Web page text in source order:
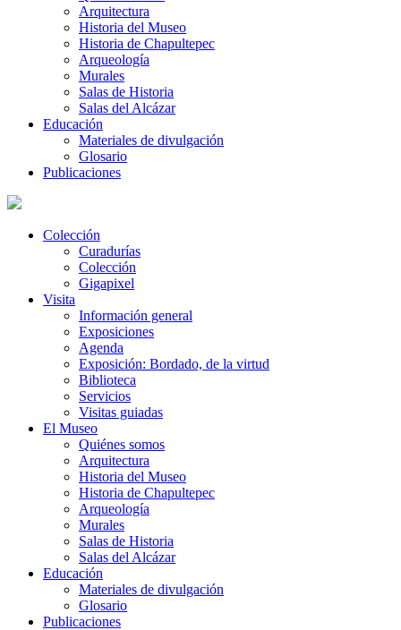
Arquitectura
Historia del Museo
Historia de Chapultepec
Arqueología
Murales
Salas de Historia
Salas del Alcázar
Educación
Materiales de divulgación
Glosario
Publicaciones
Colección
Curadurías
Colección
Gigapixel
Visita
Información general
Exposiciones
Agenda
Exposición: Bordado, de la virtud
Biblioteca
Servicios
Visitas guiadas
El Museo
Quiénes somos
Arquitectura
Historia del Museo
Historia de Chapultepec
Arqueología
Murales
Salas de Historia
Salas del Alcázar
Educación
Materiales de divulgación
Glosario
Publicaciones